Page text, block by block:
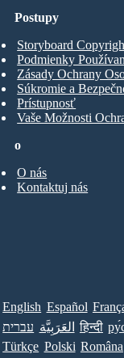
o
O nás
Kontaktuj nás
Postupy
Storyboard
Podmienky
Zásady Ochrany
Súkromie a
Prístupnosť
Vaše Možnosti
English Español
עברית العَرَبِيَّة हिन्दी
Türkçe Polski Româna